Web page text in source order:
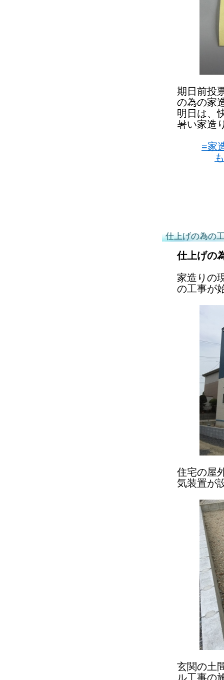
期日前投
の為の家
明日は、
暑い家造
=家
仕上げの為の
仕上げの
家造りの
の工事が
住宅の屋
気装置が
玄関の土
ル工事の